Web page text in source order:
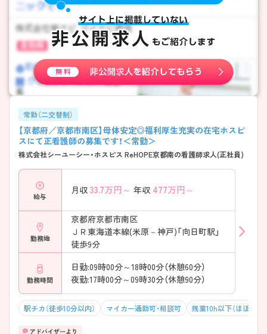
常勤（二交替制）
【京都府／京都市南区】母体安定◎福利厚生充実の在宅ホスピ
スにて正看護師の募集です！＜常勤＞
株式会社シーユーシー・ホスピス ReHOPE京都南の看護師求人(正社員)
給与
月収 33.7万円～ 年収 477万円～
勤務地
京都府京都市南区
ＪＲ東海道本線(米原－神戸)「向日町駅」
徒歩9分
勤務時間
日勤:09時00分～18時00分（休憩60分）
夜勤:17時00分～09時30分（休憩90分）
駅チカ（徒歩10分以内） マイカー通勤可・相談可 残業10h以下（ほぼなし）